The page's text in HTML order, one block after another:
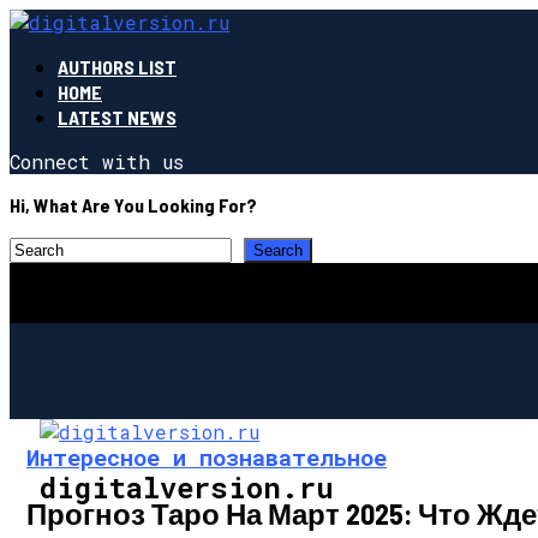
AUTHORS LIST
HOME
LATEST NEWS
Connect with us
Hi, What Are You Looking For?
digitalversion.ru
Интересное и познавательное
Прогноз Таро На Март 2025: Что